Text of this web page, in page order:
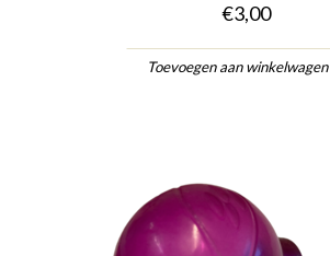
€3,00
Toevoegen aan winkelwagen